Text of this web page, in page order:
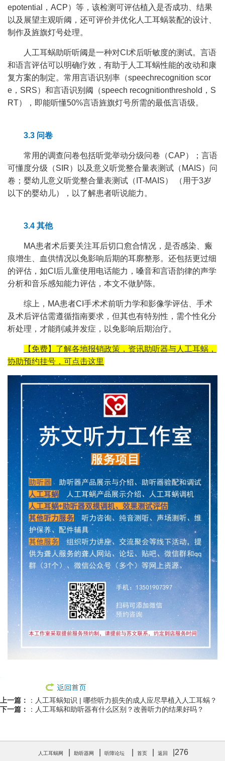
epotential，ACP）等，该检测可评估植入是否成功、结果
以及展望主观听阈，还可评价并优化人工耳蜗装配的设计、
制作及旌旗灯号处理。
人工耳蜗助听听阈是一种对CI术后听敏度的测试。言语
和语言评估可以明确疗效，有助于人工耳蜗性能的改动和康
复方案的制定。常用言语识别率（speechrecognition scor
e，SRS）和言语识别阈（speech recognitionthreshold，S
RT），即能听懂50%言语旌旗灯号所需的最低言语级。
3.3 问卷
常用的调查问卷包括听觉举动分级问卷（CAP）；言语
可懂度分级（SIR）以及意义听觉整合量表测试（MAIS）问
卷；婴幼儿意义听觉整合量表测试（IT-MAIS） （用于3岁
以下的婴幼儿），以了解患者听说能力。
3.4 其他
MA患者术后要关注耳后切口愈合情况，是否感染、瘢
痕增生、血供情况以免影响后期的耳廓整形。还包括更过细
的评估，如CI后儿童使用电话能力，嗓音和言语韵律的声学
分析和音乐感知能力评估，本文不做胪陈。
综上，MA患者CI手术术前听力学和影像学评估、手术
及术后评估需遵循指南要求，但其也有特别性，需个性化分
析处理，才能削减并发症，以免影响后期治疗。
【免费】了解各地报销政策，资讯助听器与人工耳蜗，
协助预约挂号，可点击这里
上一篇： ： 人工耳蜗知识 | 哪些听力损失的成人应尽早植入人工耳蜗？
下一篇：
： 人工耳蜗和助听器有什么区别？改善听力的结果好吗？
人工耳蜗网 助听器网 听障论坛 首页 返回 276